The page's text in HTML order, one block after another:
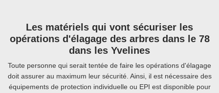
Les matériels qui vont sécuriser les
opérations d'élagage des arbres dans le 78
dans les Yvelines
Toute personne qui serait tentée de faire les opérations d'élagage
doit assurer au maximum leur sécurité. Ainsi, il est nécessaire des
équipements de protection individuelle ou EPI est disponible pour